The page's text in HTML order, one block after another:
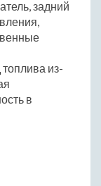
задний
из-
в